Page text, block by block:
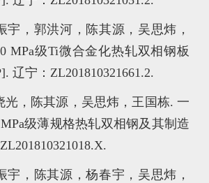
宇，郭洪河，陈其源，吴思炜，
MPa级Ti微合金化热轧双相钢板
辽宁：ZL201810321661.2.
光，陈其源，吴思炜，王国栋. 一
级薄规格热轧双相钢及其制造
宇，陈其源，杨春宇，吴思炜，